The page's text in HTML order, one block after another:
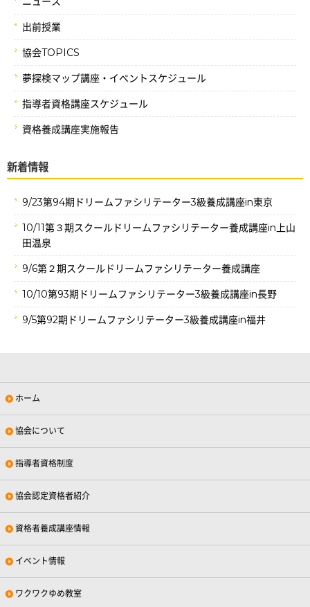
出前授業
協会TOPICS
夢探検マップ講座・イベントスケジュール
指導者資格講座スケジュール
資格養成講座実施報告
新着情報
9/23第94期ドリームファシリテーター3級養成講座in東京
10/11第３期スクールドリームファシリテーター養成講座in上山
田温泉
9/6第２期スクールドリームファシリテーター養成講座
10/10第93期ドリームファシリテーター3級養成講座in長野
9/5第92期ドリームファシリテーター3級養成講座in福井
ホーム
協会について
指導者資格制度
協会認定資格者紹介
資格者養成講座情報
イベント情報
ワクワクゆめ教室